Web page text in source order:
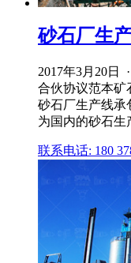
砂石厂生
2017年3月20日
合伙协议范本矿
砂石厂生产线承
为国内的砂石生
联系电话: 180